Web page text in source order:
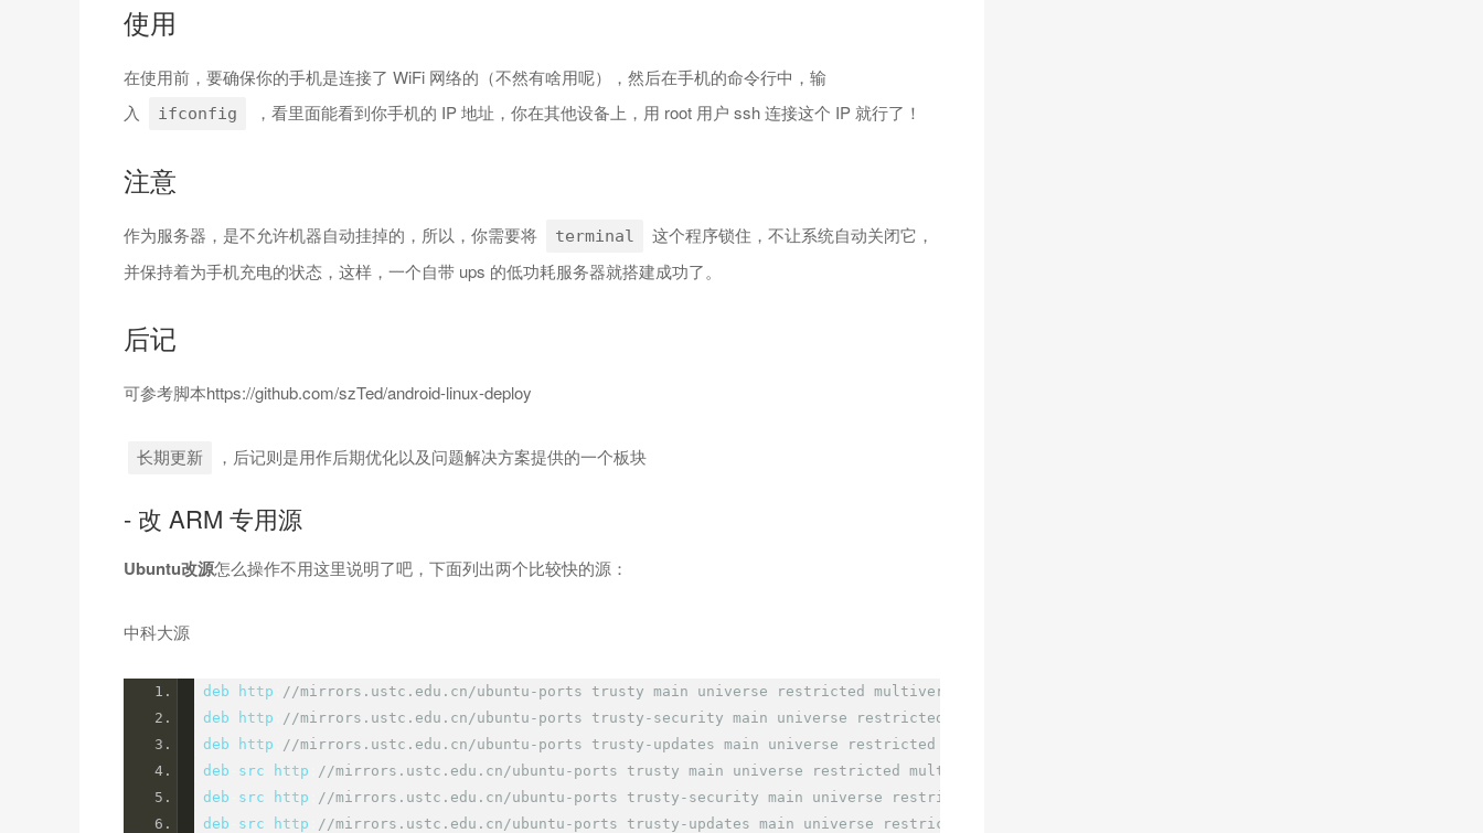
使用
在使用前，要确保你的手机是连接了 WiFi 网络的（不然有啥用呢），然后在手机的命令行中，输
入
ifconfig ，看里面能看到你手机的 IP 地址，你在其他设备上，用 root 用户 ssh 连接这个 IP 就行了！
注意
作为服务器，是不允许机器自动挂掉的，所以，你需要将 terminal
这个程序锁住，不让系统自动关闭它，
并保持着为手机充电的状态，这样，一个自带 ups 的低功耗服务器就搭建成功了。
后记
可参考脚本https://github.com/szTed/android-linux-deploy
长期更新 ，后记则是用作后期优化以及问题解决方案提供的一个板块
- 改 ARM 专用源
Ubuntu改源怎么操作不用这里说明了吧，下面列出两个比较快的源：
中科大源
deb http //mi rrors.ustc.edu.cn/ubuntu-ports trusty main universe restricted multiverse
deb http
//mi rrors.ustc.edu.cn/ubuntu-ports trusty-security main universe restricted multiverse
deb http
//mi rrors.ustc.edu.cn/ubuntu-ports trusty-updates main universe restricted multiverse
deb
src http //mi rrors.ustc.edu.cn/ubuntu-ports trusty main universe restricted multiverse
deb
src http //mi rrors.ustc.edu.cn/ubuntu-ports trusty-security main universe restricted multiverse
deb
src http //mi rrors.ustc.edu.cn/ubuntu-ports trusty-updates main universe restricted multiverse